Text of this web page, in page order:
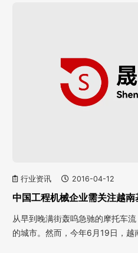
行业资讯 2016-04-12
中国工程机械企业需关注越
从早到晚满街轰呜急驰的摩托车
的城市。然而，今年6月19日，